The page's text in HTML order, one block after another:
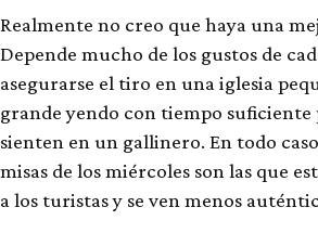
Realmente no creo que haya una
Depende mucho de los gustos de
asegurarse el tiro en una iglesia
grande yendo con tiempo suficiente
sienten en un gallinero. En todo
misas de los miércoles son las que
a los turistas y se ven menos